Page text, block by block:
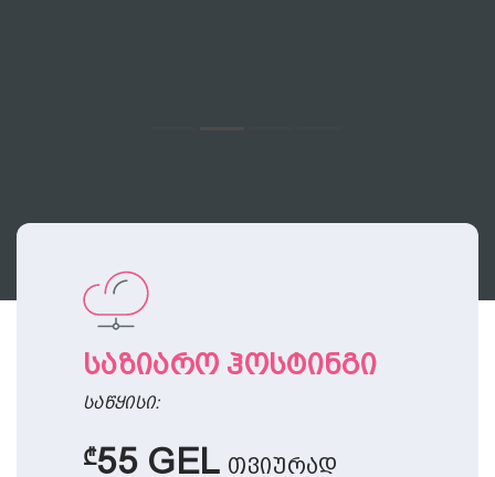
საზიარო ჰოსტინგი
საწყისი:
₾55 GEL თვიურად